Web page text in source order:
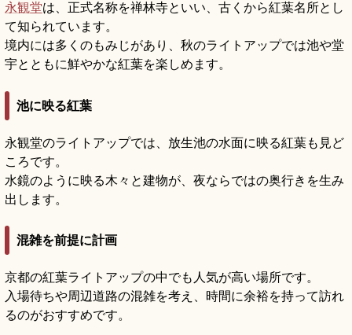
永観堂は、正式名称を禅林寺といい、古くから紅葉名所とし
て知られています。
境内には多くのもみじがあり、秋のライトアップでは池や堂
宇とともに鮮やかな紅葉を楽しめます。
池に映る紅葉
永観堂のライトアップでは、放生池の水面に映る紅葉も見ど
ころです。
水鏡のように映る木々と建物が、夜ならではの奥行きを生み
出します。
混雑を前提に計画
京都の紅葉ライトアップの中でも人気が高い場所です。
入場待ちや周辺道路の混雑を考え、時間に余裕を持って訪れ
るのがおすすめです。
永観堂ガイド｜「もみじの永観堂」と紅葉ラ